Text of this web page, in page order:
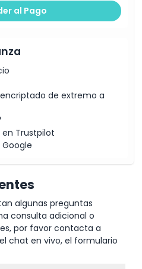
al Pago
de extremo a
Trustpilot
algunas preguntas
consulta adicional o
por favor contacta a
chat en vivo, el formulario